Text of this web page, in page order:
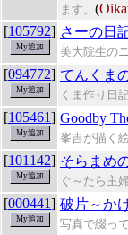
ます。 (
[105792] さーの日
美大院生の
[094772] てんくま
くま作り日
[105461] Goodby
峯吉が描く
[101142] そらまめ
ぐ～たら主
[000441] 破片～か
写真で綴っ